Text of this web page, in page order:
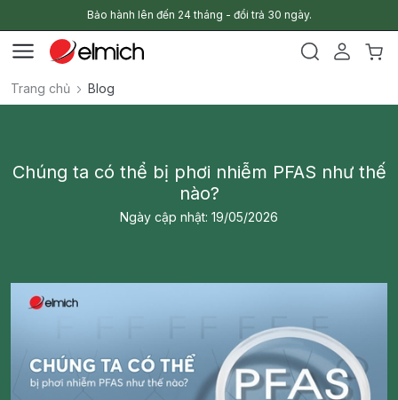
Bảo hành lên đến 24 tháng - đổi trả 30 ngày.
Trang chủ Blog
Chúng ta có thể bị phơi nhiễm PFAS như thế
nào?
Ngày cập nhật: 19/05/2026